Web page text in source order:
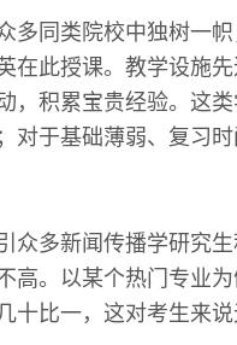
多同类院校中独树一
在此授课。教学设施
，积累宝贵经验。这
对于基础薄弱、复习
众多新闻传播学研究
高。以某个热门专业
十比一，这对考生来说